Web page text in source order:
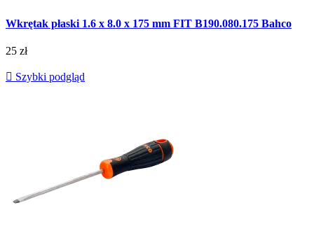
Wkrętak płaski 1.6 x 8.0 x 175 mm FIT B190.080.175 Bahco
25 zł
 Szybki podgląd